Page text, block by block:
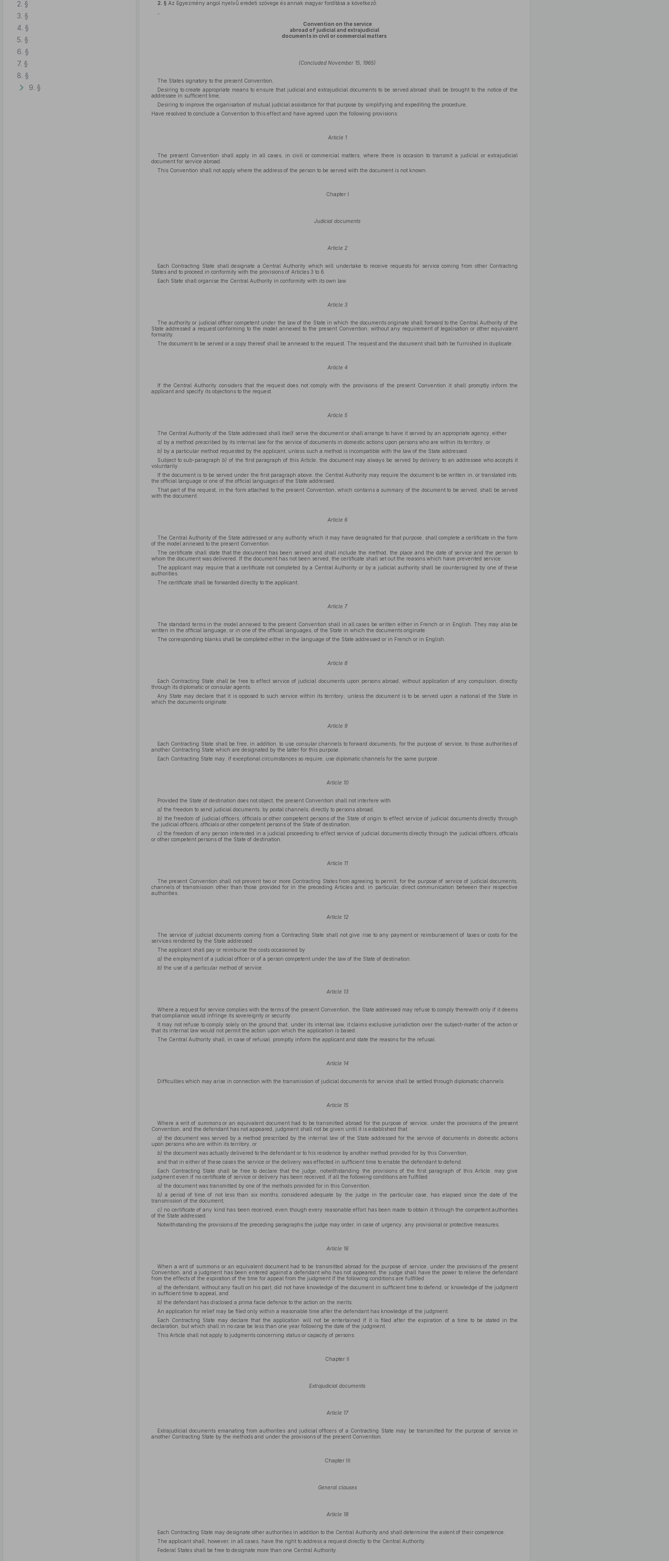
2. §
3. §
4. §
5. §
6. §
7. §
8. §
9. §
2. § Az Egyezmény angol nyelvű eredeti szövege és annak magyar fordítása a következő:
Convention on the service
abroad of judicial and extrajudicial
documents in civil or commercial matters
(Concluded November 15, 1965)
The States signatory to the present Convention,
Desiring to create appropriate means to ensure that judicial and extrajudicial documents to be served abroad shall be brought to the notice of the
addressee in sufficient time,
Desiring to improve the organisation of mutual judicial assistance for that purpose by simplifying and expediting the procedure,
Have resolved to conclude a Convention to this effect and have agreed upon the following provisions:
Article 1
The present Convention shall apply in all cases, in civil or commercial matters, where there is occasion to transmit a judicial or extrajudicial
document for service abroad.
This Convention shall not apply where the address of the person to be served with the document is not known.
Chapter I
Judicial documents
Article 2
Each Contracting State shall designate a Central Authority which will undertake to receive requests for service coming from other Contracting
States and to proceed in conformity with the provisions of Articles 3 to 6.
Each State shall organise the Central Authority in conformity with its own law.
Article 3
The authority or judicial officer competent under the law of the State in which the documents originate shall forward to the Central Authority of the
State addressed a request conforming to the model annexed to the present Convention, without any requirement of legalisation or other equivalent
formality.
The document to be served or a copy thereof shall be annexed to the request. The request and the document shall both be furnished in duplicate.
Article 4
If the Central Authority considers that the request does not comply with the provisions of the present Convention it shall promptly inform the
applicant and specify its objections to the request.
Article 5
The Central Authority of the State addressed shall itself serve the document or shall arrange to have it served by an appropriate agency, either
a) by a method prescribed by its internal law for the service of documents in domestic actions upon persons who are within its territory, or
b) by a particular method requested by the applicant, unless such a method is incompatible with the law of the State addressed.
Subject to sub-paragraphb) of the first paragraph of this Article, the document may always be served by delivery to an addressee who accepts it
voluntarily.
If the document is to be served under the first paragraph above, the Central Authority may require the document to be written in, or translated into,
the official language or one of the official languages of the State addressed.
That part of the request, in the form attached to the present Convention, which contains a summary of the document to be served, shall be served
with the document.
Article 6
The Central Authority of the State addressed or any authority which it may have designated for that purpose, shall complete a certificate in the form
of the model annexed to the present Convention.
The certificate shall state that the document has been served and shall include the method, the place and the date of service and the person to
whom the document was delivered. If the document has not been served, the certificate shall set out the reasons which have prevented service.
The applicant may require that a certificate not completed by a Central Authority or by a judicial authority shall be countersigned by one of these
authorities.
The certificate shall be forwarded directly to the applicant.
Article 7
The standard terms in the model annexed to the present Convention shall in all cases be written either in French or in English. They may also be
written in the official language, or in one of the official languages, of the State in which the documents originate.
The corresponding blanks shall be completed either in the language of the State addressed or in French or in English.
Article 8
Each Contracting State shall be free to effect service of judicial documents upon persons abroad, without application of any compulsion, directly
through its diplomatic or consular agents.
Any State may declare that it is opposed to such service within its territory, unless the document is to be served upon a national of the State in
which the documents originate.
Article 9
Each Contracting State shall be free, in addition, to use consular channels to forward documents, for the purpose of service, to those authorities of
another Contracting State which are designated by the latter for this purpose.
Each Contracting State may, if exceptional circumstances so require, use diplomatic channels for the same purpose.
Article 10
Provided the State of destination does not object, the present Convention shall not interfere with
a) the freedom to send judicial documents, by postal channels, directly to persons abroad,
b) the freedom of judicial officers, officials or other competent persons of the State of origin to effect service of judicial documents directly through
the judicial officers, officials or other competent persons of the State of destination,
c) the freedom of any person interested in a judicial proceeding to effect service of judicial documents directly through the judicial officers, officials
or other competent persons of the State of destination.
Article 11
The present Convention shall not prevent two or more Contracting States from agreeing to permit, for the purpose of service of judicial documents,
channels of transmission other than those provided for in the preceding Articles and, in particular, direct communication between their respective
authorities.
Article 12
The service of judicial documents coming from a Contracting State shall not give rise to any payment or reimbursement of taxes or costs for the
services rendered by the State addressed.
The applicant shall pay or reimburse the costs occasioned by
a) the employment of a judicial officer or of a person competent under the law of the State of destination,
b) the use of a particular method of service.
Article 13
Where a request for service complies with the terms of the present Convention, the State addressed may refuse to comply therewith only if it deems
that compliance would infringe its sovereignty or security.
It may not refuse to comply solely on the ground that, under its internal law, it claims exclusive jurisdiction over the subject-matter of the action or
that its internal law would not permit the action upon which the application is based.
The Central Authority shall, in case of refusal, promptly inform the applicant and state the reasons for the refusal.
Article 14
Difficulties which may arise in connection with the transmission of judicial documents for service shall be settled through diplomatic channels.
Article 15
Where a writ of summons or an equivalent document had to be transmitted abroad for the purpose of service, under the provisions of the present
Convention, and the defendant has not appeared, judgment shall not be given until it is established that
a) the document was served by a method prescribed by the internal law of the State addressed for the service of documents in domestic actions
upon persons who are within its territory, or
b) the document was actually delivered to the defendant or to his residence by another method provided for by this Convention,
and that in either of these cases the service or the delivery was effected in sufficient time to enable the defendant to defend.
Each Contracting State shall be free to declare that the judge, notwithstanding the provisions of the first paragraph of this Article, may give
judgment even if no certificate of service or delivery has been received, if all the following conditions are fulfilled
a) the document was transmitted by one of the methods provided for in this Convention,
b) a period of time of not less than six months, considered adequate by the judge in the particular case, has elapsed since the date of the
transmission of the document,
c) no certificate of any kind has been received, even though every reasonable effort has been made to obtain it through the competent authorities
of the State addressed.
Notwithstanding the provisions of the preceding paragraphs the judge may order, in case of urgency, any provisional or protective measures.
Article 16
When a writ of summons or an equivalent document had to be transmitted abroad for the purpose of service, under the provisions of the present
Convention, and a judgment has been entered against a defendant who has not appeared, the judge shall have the power to relieve the defendant
from the effects of the expiration of the time for appeal from the judgment if the following conditions are fulfilled
a) the defendant, without any fault on his part, did not have knowledge of the document in sufficient time to defend, or knowledge of the judgment
in sufficient time to appeal, and
b) the defendant has disclosed a prima facie defence to the action on the merits.
An application for relief may be filed only within a reasonable time after the defendant has knowledge of the judgment.
Each Contracting State may declare that the application will not be entertained if it is filed after the expiration of a time to be stated in the
declaration, but which shall in no case be less than one year following the date of the judgment.
This Article shall not apply to judgments concerning status or capacity of persons.
Chapter II
Extrajudicial documents
Article 17
Extrajudicial documents emanating from authorities and judicial officers of a Contracting State may be transmitted for the purpose of service in
another Contracting State by the methods and under the provisions of the present Convention.
Chapter III
General clauses
Article 18
Each Contracting State may designate other authorities in addition to the Central Authority and shall determine the extent of their competence.
The applicant shall, however, in all cases, have the right to address a request directly to the Central Authority.
Federal States shall be free to designate more than one Central Authority.